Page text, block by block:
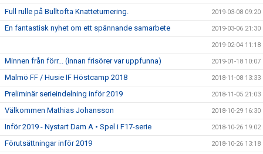
Full rulle på Bulltofta Knatteturnering. 2019-03-08 09:20
En fantastisk nyhet om ett spännande samarbete 2019-03-06 21:30
2019-02-04 11:18
Minnen från förr... (innan frisörer var uppfunna) 2019-01-18 10:07
Malmö FF / Husie IF Höstcamp 2018 2018-11-08 13:33
Preliminär serieindelning inför 2019 2018-11-05 21:03
Välkommen Mathias Johansson 2018-10-29 16:30
Inför 2019 - Nystart Dam A • Spel i F17-serie 2018-10-26 19:02
Förutsättningar inför 2019 2018-10-26 13:18